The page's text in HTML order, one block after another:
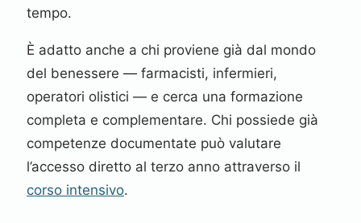
tempo.
È adatto anche a chi proviene già dal mondo
del benessere — farmacisti, infermieri,
operatori olistici — e cerca una formazione
completa e complementare. Chi possiede già
competenze documentate può valutare
l’accesso diretto al terzo anno attraverso il
corso intensivo.